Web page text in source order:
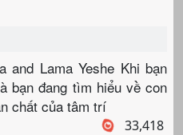
and Lama Yeshe Khi bạn
bạn đang tìm hiểu về con
chất của tâm trí
33,418